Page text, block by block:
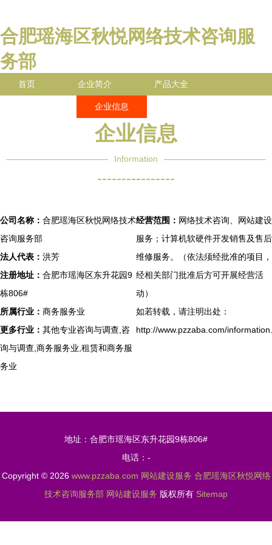
合肥瑶海区秋悦网络技术咨询服
务部
首页 企业简介 产品大全
企业信息
企业信息
Information
----------------
公司名称： 合肥瑶海区秋悦网络技术
咨询服务部
法人代表： 洪芳
注册地址： 合肥市瑶海区东升花园9
栋806#
所属行业： 商务服务业
更多行业： 其他专业咨询与调查,咨
询与调查,商务服务业,租赁和商务服
务业
经营范围： 网络技术咨询、网站建设
服务；计算机软硬件开发销售及售后
维修服务。（依法须经批准的项目，
经相关部门批准后方可开展经营活
动）
如若转载，请注明出处：
http://www.pzzaba.com/
地址：合肥市瑶海区东升花园9栋806#
电话：-
Copyright © 2026 www.pzzaba.com 网站建设服务 合肥瑶海区秋悦网络
技术咨询服务部 网站建设服务 版权所有 Sitemap